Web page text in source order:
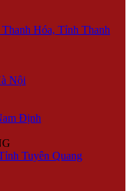
Hóa, Tỉnh Thanh
Nội
Định
Tuyên Quang